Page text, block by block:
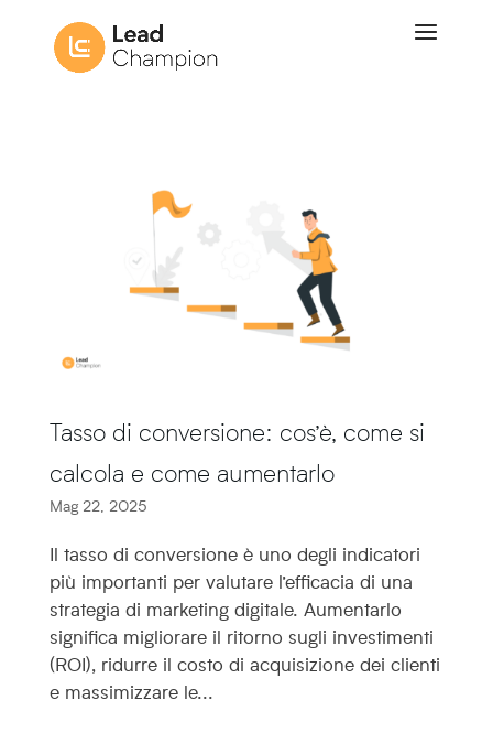
Tasso di conversione: cos’è, come si
calcola e come aumentarlo
Mag 22, 2025
Il tasso di conversione è uno degli indicatori
più importanti per valutare l’efficacia di una
strategia di marketing digitale. Aumentarlo
significa migliorare il ritorno sugli investimenti
(ROI), ridurre il costo di acquisizione dei clienti
e massimizzare le...